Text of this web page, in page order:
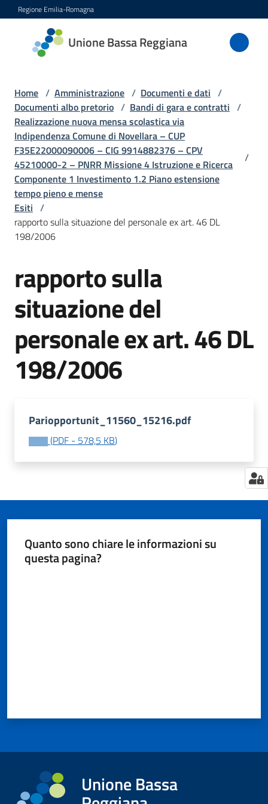
Vai al contenuto
Vai alla navigazione
Vai al footer
Regione Emilia-Romagna
Unione Bassa Reggiana
Unione
Bassa
Amministrazione
Menu selezionato
Novità
Servizi
Vivere
l'Unione
Tutti
argomenti...
Home / Amministrazione / Documenti e dati /
Documenti albo pretorio / Bandi di gara e contratti /
Realizzazione nuova mensa scolastica via
Indipendenza Comune di Novellara – CUP
F35E22000090006 – CIG 9914882376 – CPV
45210000-2 – PNRR Missione 4 Istruzione e Ricerca
Componente 1 Investimento 1.2 Piano estensione
tempo pieno e mense
/
Esiti /
rapporto sulla situazione del personale ex art. 46 DL
198/2006
rapporto sulla
situazione del
personale ex art. 46 DL
198/2006
Pariopportunit_11560_15216.pdf
(PDF - 578,5 KB)
Quanto sono chiare le informazioni su
questa pagina?
Unione Bassa